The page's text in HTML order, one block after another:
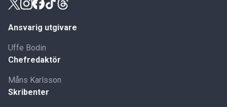
Ansvarig utgivare
Uffe Bodin
Chefredaktör
Måns Karlsson
Skribenter